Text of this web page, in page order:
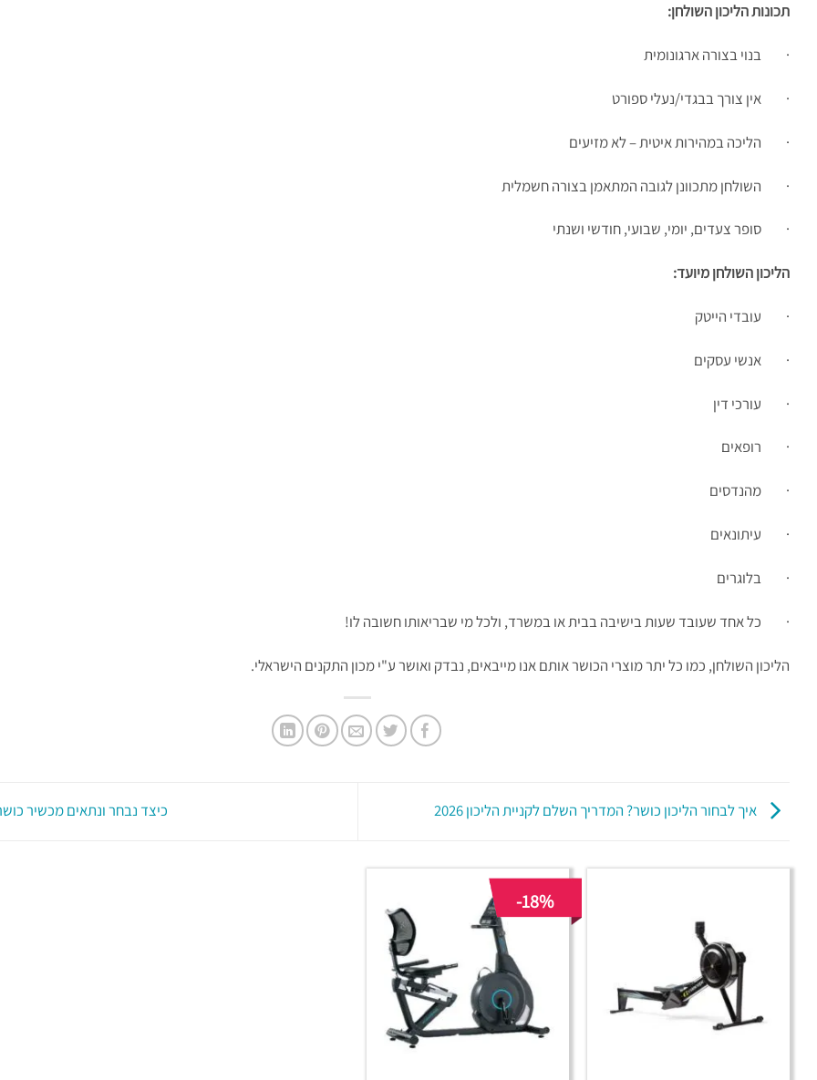
תכונות הליכון השולחן:
· בנוי בצורה ארגונומית
· אין צורך בבגדי/נעלי ספורט
· הליכה במהירות איטית – לא מזיעים
· השולחן מתכוונן לגובה המתאמן בצורה חשמלית
· סופר צעדים, יומי, שבועי, חודשי ושנתי
הליכון השולחן מיועד:
· עובדי הייטק
· אנשי עסקים
· עורכי דין
· רופאים
· מהנדסים
· עיתונאים
· בלוגרים
· כל אחד שעובד שעות בישיבה בבית או במשרד, ולכל מי שבריאותו חשובה לו!
הליכון השולחן, כמו כל יתר מוצרי הכושר אותם אנו מייבאים, נבדק ואושר ע"י מכון התקנים הישראלי.
איך לבחור הליכון כושר? המדריך השלם לקניית הליכון 2026 כיצד נבחר ונתאים מכשיר
-18%